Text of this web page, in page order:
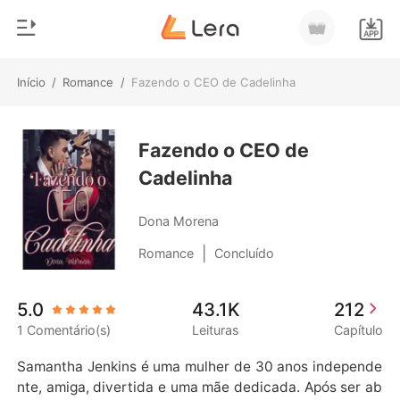
Início / Romance / Fazendo o CEO de Cadelinha
Loja
Histórico
Sair
Baixar App
Gênero
Moderno
Lobisomem
Contos
Bilionários
Fazendo o CEO de
Cadelinha
Dona Morena
Romance Concluído
5.0
1 Comentário(s)
43.1K
Leituras
212
Capítulo
Samantha Jenkins é uma mulher de 30 anos independe
nte, amiga, divertida e uma mãe dedicada. Após ser ab